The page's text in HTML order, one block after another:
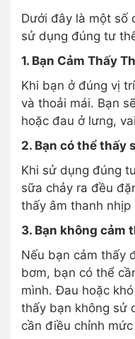
Dưới đây là một số
sử dụng đúng tư
1. Bạn Cảm Thấy
Khi bạn ở đúng vị
và thoải mái. Bạn
hoặc đau ở lưng,
2. Bạn có thể thấy
Khi sử dụng đúng
sữa chảy ra đều
thấy âm thanh
3. Bạn không cảm
Nếu bạn cảm thấy
bơm, bạn có thể
mình. Đau hoặc
thấy bạn không sử
cần điều chỉnh